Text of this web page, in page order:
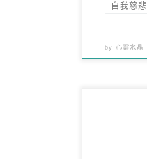
自我慈悲
by心靈水晶